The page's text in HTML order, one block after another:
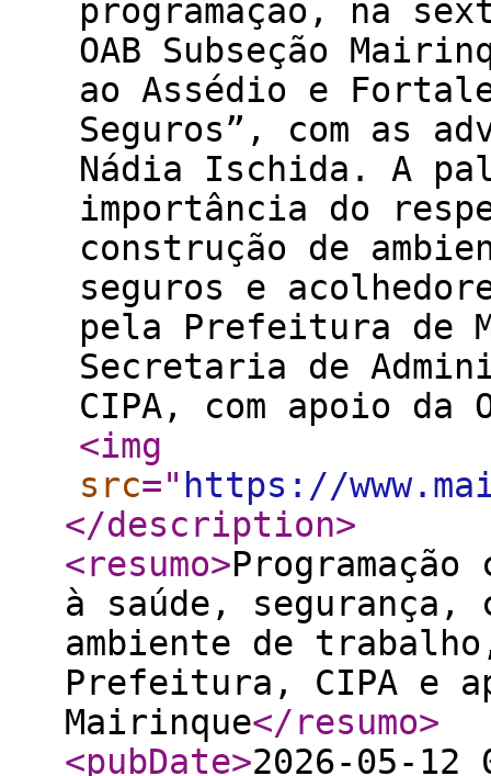
programação, na
OAB Subseção
ao Assédio e
Seguros”, com as
Nádia Ischida. A
importância do
construção de
seguros e
pela Prefeitura de
Secretaria de
CIPA, com apoio da
<img
src=" https://
</description>
<resumo>
à saúde, segurança,
ambiente de
Prefeitura, CIPA e
Mairinque</resumo>
<pubDate>2026-05-12